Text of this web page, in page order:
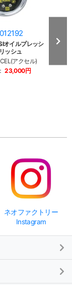
オイルプレッシ
ッシュ
アクセル)
23,000円
リモ
ネオファクトリー
Instagram